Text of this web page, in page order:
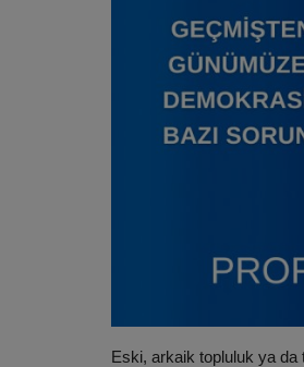
Eski, arkaik topluluk ya da